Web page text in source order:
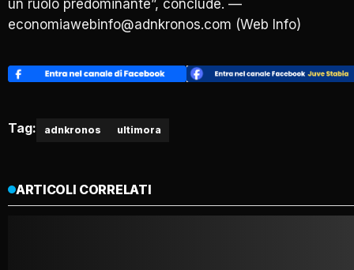
un ruolo predominante”, conclude. —
economiawebinfo@adnkronos.com (Web Info)
Tag: adnkronos ultimora
ARTICOLI CORRELATI